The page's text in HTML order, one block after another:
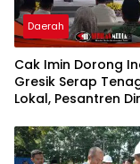
Daerah
Cak Imin Dorong
Gresik Serap
Lokal, Pesantren